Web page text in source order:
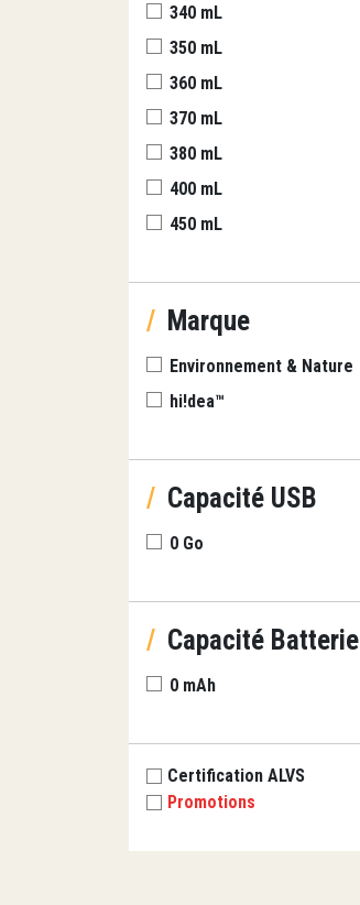
340 mL
350 mL
360 mL
370 mL
380 mL
400 mL
450 mL
/ Marque
Environnement & Nature
hi!dea™
/ Capacité USB
0 Go
/ Capacité Batterie
0 mAh
Certification ALVS
Promotions